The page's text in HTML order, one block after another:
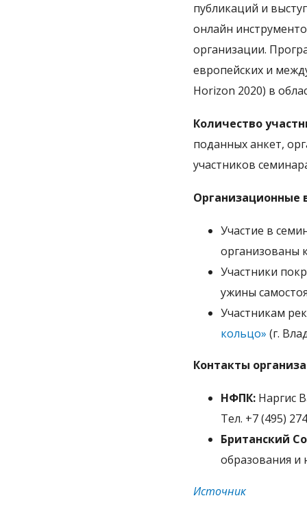
публикаций и
онлайн
организации.
европейских и
Horizon 2020) в
Количество
поданных анкет,
участников
Организационные
Участие в
организованы
Участники
ужины
Участникам
кольцо» (г.
Контакты
НФПК: Наргис
Тел. +7 (495)
Британский
образования и
Источник